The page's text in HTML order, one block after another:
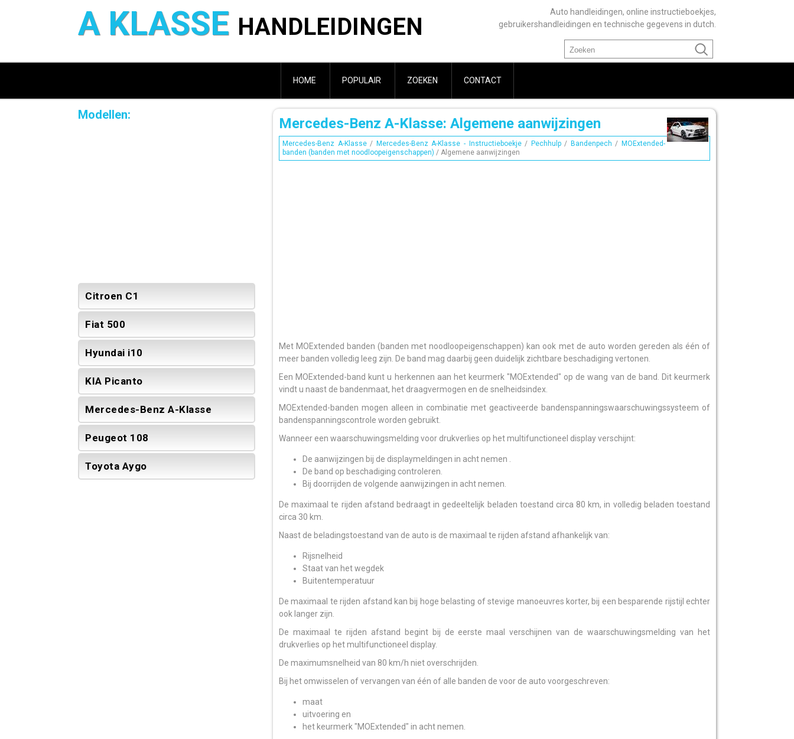
A KLASSE HANDLEIDINGEN
Auto handleidingen, online instructieboekjes,
gebruikershandleidingen en technische gegevens in dutch.
HOME POPULAIR ZOEKEN CONTACT
Mercedes-Benz A-Klasse: Algemene aanwijzingen
Mercedes-Benz A-Klasse/ Mercedes-Benz A-Klasse - Instructieboekje/ Pechhulp/ Bandenpech / MOExtended-
banden (banden met noodloopeigenschappen) / Algemene aanwijzingen
Met MOExtended banden (banden met noodloopeigenschappen) kan ook met de auto worden gereden als één of
meer banden volledig leeg zijn. De band mag daarbij geen duidelijk zichtbare beschadiging vertonen.
Een MOExtended-band kunt u herkennen aan het keurmerk "MOExtended" op de wang van de band. Dit keurmerk
vindt u naast de bandenmaat, het draagvermogen en de snelheidsindex.
MOExtended-banden mogen alleen in combinatie met geactiveerde bandenspanningswaarschuwingssysteem of
bandenspanningscontrole worden gebruikt.
Wanneer een waarschuwingsmelding voor drukverlies op het multifunctioneel display verschijnt:
De aanwijzingen bij de displaymeldingen in acht nemen .
De band op beschadiging controleren.
Bij doorrijden de volgende aanwijzingen in acht nemen.
De maximaal te rijden afstand bedraagt in gedeeltelijk beladen toestand circa 80 km, in volledig beladen toestand
circa 30 km.
Naast de beladingstoestand van de auto is de maximaal te rijden afstand afhankelijk van:
Rijsnelheid
Staat van het wegdek
Buitentemperatuur
De maximaal te rijden afstand kan bij hoge belasting of stevige manoeuvres korter, bij een besparende rijstijl echter
ook langer zijn.
De maximaal te rijden afstand begint bij de eerste maal verschijnen van de waarschuwingsmelding van het
drukverlies op het multifunctioneel display.
De maximumsnelheid van 80 km/h niet overschrijden.
Bij het omwisselen of vervangen van één of alle banden de voor de auto voorgeschreven:
maat
uitvoering en
het keurmerk "MOExtended" in acht nemen.
Modellen:
Citroen C1
Fiat 500
Hyundai i10
KIA Picanto
Mercedes-Benz A-Klasse
Peugeot 108
Toyota Aygo